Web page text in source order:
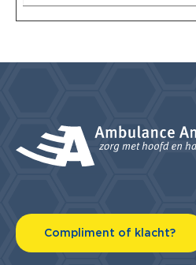
Compliment of klacht?